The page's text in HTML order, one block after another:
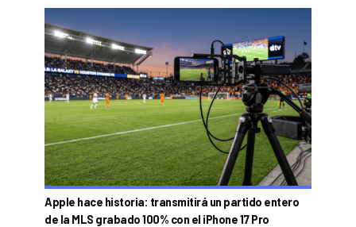
Apple hace historia: transmitirá un partido entero
de la MLS grabado 100% con el iPhone 17 Pro